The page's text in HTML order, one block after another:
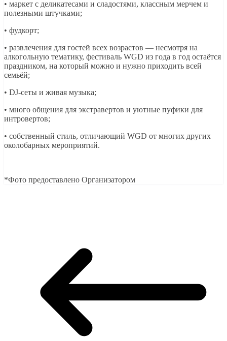
• маркет с деликатесами и сладостями, классным мерчем и
полезными штучками;
• фудкорт;
• развлечения для гостей всех возрастов — несмотря на
алкогольную тематику, фестиваль WGD из года в год остаётся
праздником, на который можно и нужно приходить всей
семьёй;
• DJ-сеты и живая музыка;
• много общения для экстравертов и уютные пуфики для
интровертов;
• собственный стиль, отличающий WGD от многих других
околобарных мероприятий.
*Фото предоставлено Организатором